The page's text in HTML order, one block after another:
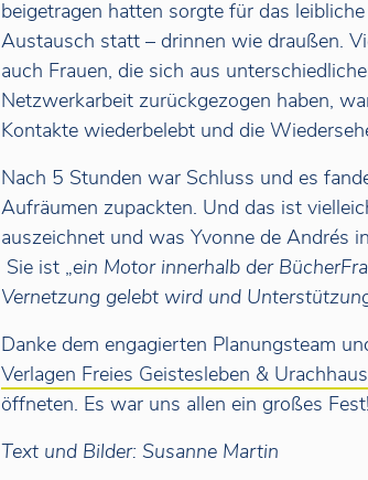
beigetragen hatten sorgte für das
Austausch statt – drinnen wie draußen.
auch Frauen, die sich aus
Netzwerkarbeit zurückgezogen haben,
Kontakte wiederbelebt und die
Nach 5 Stunden war Schluss und es
Aufräumen zupackten. Und das ist
auszeichnet und was Yvonne de Andrés
Sie ist „ein Motor innerhalb der
Vernetzung gelebt wird und
Danke dem engagierten Planungsteam
Verlagen Freies Geistesleben & Urachhaus
öffneten. Es war uns allen ein großes Fest!
Text und Bilder: Susanne Martin